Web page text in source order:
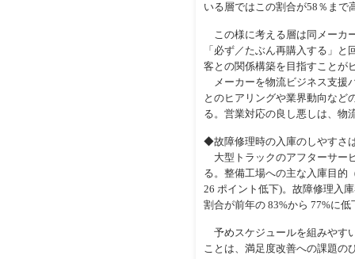
いる層ではこの割合が58％まで
この様に考える層は同メーカ
「必ず／たぶん再購入する」
客との関係構築を目指すことが
メーカーを物流ビジネス支援
とのヒアリングや業界動向など
る。営業対応の良し悪しは、物
◆故障修理時の入庫のしやすさ
大型トラックのアフターサー
る。整備工場への主な入庫目的
26 ポイント低下)。故障修理入
割合が前年の 83%から 77%に低
予めスケジュールを組みやす
ことは、満足度改善への課題の